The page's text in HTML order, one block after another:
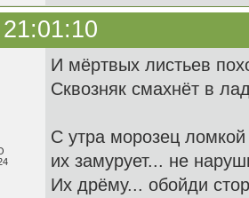
И мёртвых листьев
Сквозняк смахнёт в
С утра морозец
их замурует... не
Их дрёму... обойди